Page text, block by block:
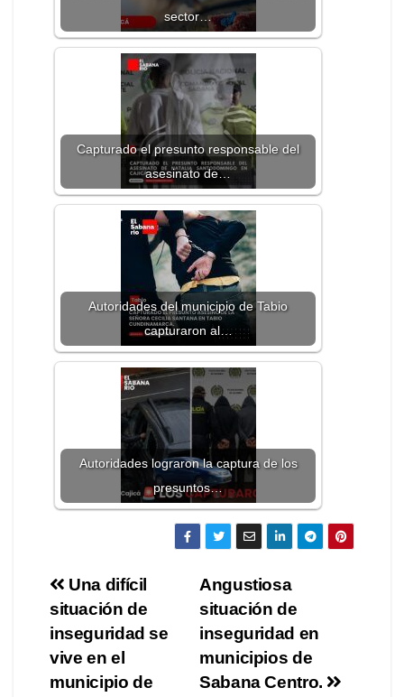
sector…
Capturado el presunto responsable del
asesinato de…
Autoridades del municipio de Tabio
capturaron al…
Autoridades lograron la captura de los
presuntos…
Angustiosa
situación de
inseguridad en
municipios de
Sabana Centro.
Una difícil
situación de
inseguridad se
vive en el
municipio de